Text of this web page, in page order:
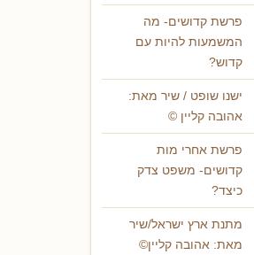
פרשת קדושים- מה
המשמעות להיות עם
קדוש?
ישנו שופט / שיר מאת:
אהובה קליין ©
פרשת אחרי מות
קדושים- משפט צדק
כיצד?
מתנת ארץ ישראל/שיר
מאת: אהובה קליין©